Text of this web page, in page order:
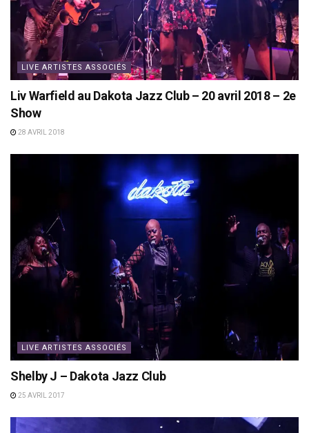
LIVE ARTISTES ASSOCIÉS
Liv Warfield au Dakota Jazz Club – 20 avril 2018 – 2e
Show
28 AVRIL 2018
LIVE ARTISTES ASSOCIÉS
Shelby J – Dakota Jazz Club
25 AVRIL 2017